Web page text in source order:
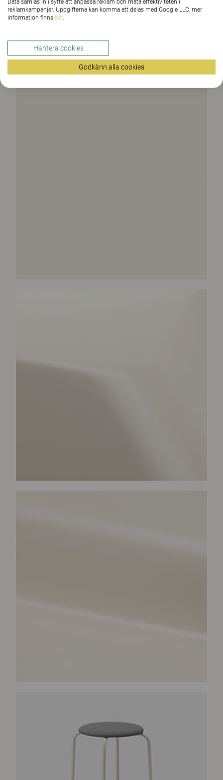
Data samlas in i syfte att anpassa reklam och mäta effektiviteten i
reklamkampanjer. Uppgifterna kan komma att delas med Google LLC, mer
information finns här.
Hantera cookies
Godkänn alla cookies